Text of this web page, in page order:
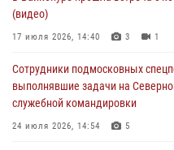
«Пересвет»
02 августа 2026, 18:01
Офицер подмосковного главка
«Радио 1»
01 августа 2026, 17:57
(видео)
17 июля 2026, 14:40 3 1
Сотрудники подмосковных
выполнявшие задачи на
служебной командировки
24 июля 2026, 14:54 5